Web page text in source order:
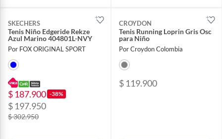
SKECHERS
Tenis Niño Edgeride Rekze
Azul Marino 404801L-NVY
Por FOX ORIGINAL SPORT
$ 187.900 -38%
$ 197.950
$ 302.950
CROYDON
Tenis Running Loprin Gris Osc
para Niño
Por Croydon Colombia
$ 119.900